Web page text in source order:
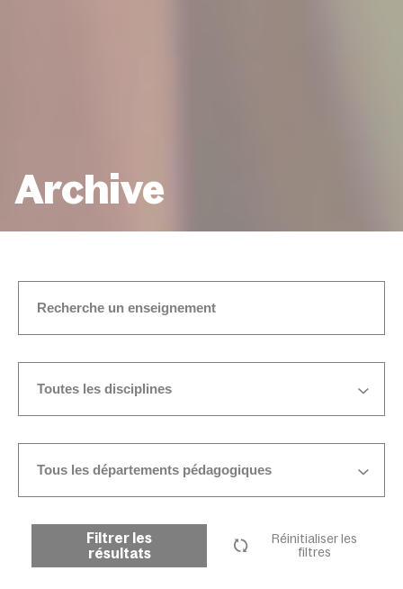
Archive
Toutes les disciplines
Tous les départements pédagogiques
Filtrer les
résultats
Réinitialiser les
filtres